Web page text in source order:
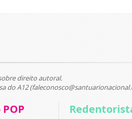
direito autoral.
do A12